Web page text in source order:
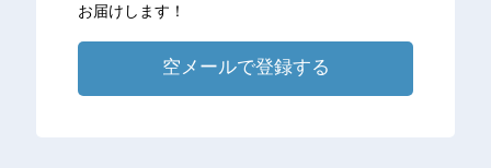
お届けします！
空メールで登録する